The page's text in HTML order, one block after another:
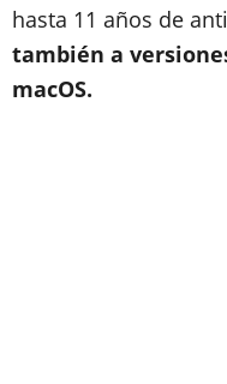
hasta 11 años de
también a
macOS.